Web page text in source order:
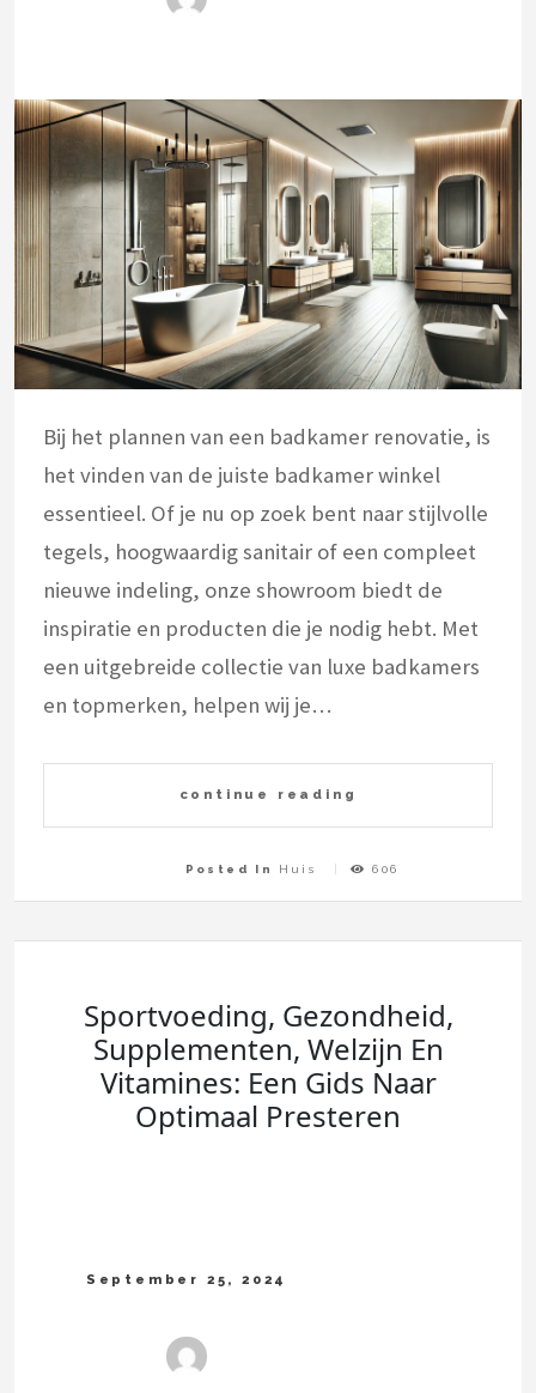
Bij het plannen van een badkamer renovatie, is
het vinden van de juiste badkamer winkel
essentieel. Of je nu op zoek bent naar stijlvolle
tegels, hoogwaardig sanitair of een compleet
nieuwe indeling, onze showroom biedt de
inspiratie en producten die je nodig hebt. Met
een uitgebreide collectie van luxe badkamers
en topmerken, helpen wij je…
continue reading
Posted In Huis 606
Sportvoeding, Gezondheid,
Supplementen, Welzijn En
Vitamines: Een Gids Naar
Optimaal Presteren